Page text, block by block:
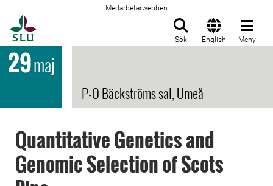
Medarbetarwebben
Sök English Meny
29maj
P-O Bäckströms sal, Umeå
Quantitative Genetics and
Genomic Selection of Scots